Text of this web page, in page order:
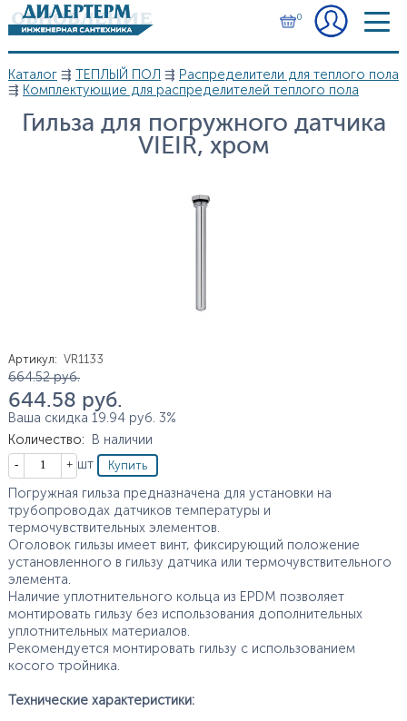
Перейти к основному содержанию
0
Вы здесь
Каталог⇶ ТЕПЛЫЙ ПОЛ ⇶ Распределители для теплого пола
⇶ Комплектующие для распределителей теплого пола
Гильза для погружного датчика
VIEIR, хром
Артикул: VR1133
Цена
664.52 руб.
644.58 руб.
Ваша скидка 19.94 руб. 3%
Количество:
В наличии
Кол-во
шт
Погружная гильза предназначена для установки на
трубопроводах датчиков температуры и
термочувствительных элементов.
Оголовок гильзы имеет винт, фиксирующий положение
установленного в гильзу датчика или термочувствительного
элемента.
Наличие уплотнительного кольца из EPDM позволяет
монтировать гильзу без использования дополнительных
уплотнительных материалов.
Рекомендуется монтировать гильзу с использованием
косого тройника.
Технические характеристики: